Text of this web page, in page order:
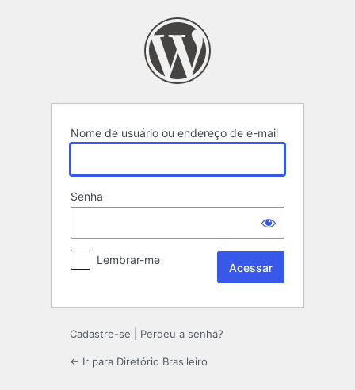
Nome de usuário ou endereço de e-mail
Senha
Lembrar-me
Cadastre-se Perdeu a senha?
← Ir para Diretório Brasileiro